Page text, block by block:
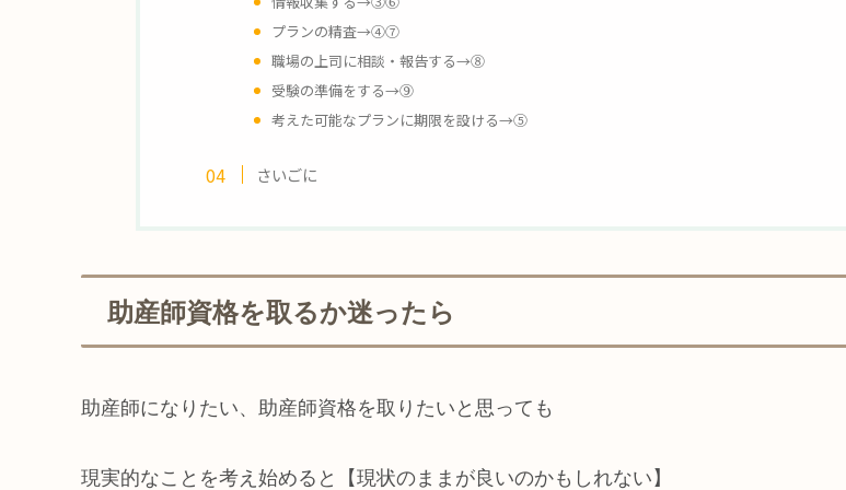
プランの精査→④⑦
職場の上司に相談・報告する→⑧
受験の準備をする→⑨
考えた可能なプランに期限を設ける→⑤
さいごに
助産師資格を取るか迷ったら
助産師になりたい、助産師資格を取りたいと思っても
現実的なことを考え始めると【現状のままが良いのかもしれない】